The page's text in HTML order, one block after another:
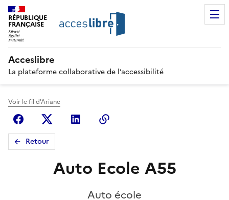
RÉPUBLIQUE
FRANÇAISE
Acceslibre
La plateforme collaborative de l’accessibilité
Voir le fil d'Ariane
FacebookX (anciennement Twitter)
Linkedin
Retour
Auto Ecole A55
Auto école